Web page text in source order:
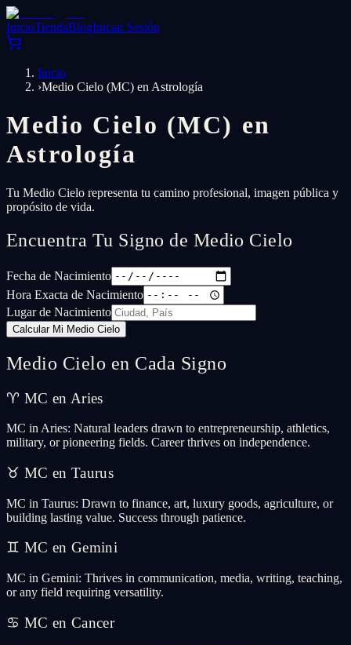
InicioTiendaBlogIniciar Sesión
Inicio
›Medio Cielo (MC) en Astrología
Medio Cielo (MC) en
Astrología
Tu Medio Cielo representa tu camino profesional, imagen pública y
propósito de vida.
Encuentra Tu Signo de Medio Cielo
Fecha de Nacimiento
Hora Exacta de Nacimiento
Lugar de Nacimiento
Calcular Mi Medio Cielo
Medio Cielo en Cada Signo
♈ MC en Aries
MC in Aries: Natural leaders drawn to entrepreneurship, athletics,
military, or pioneering fields. Career thrives on independence.
♉ MC en Taurus
MC in Taurus: Drawn to finance, art, luxury goods, agriculture, or
building lasting value. Success through patience.
♊ MC en Gemini
MC in Gemini: Thrives in communication, media, writing, teaching,
or any field requiring versatility.
♋ MC en Cancer